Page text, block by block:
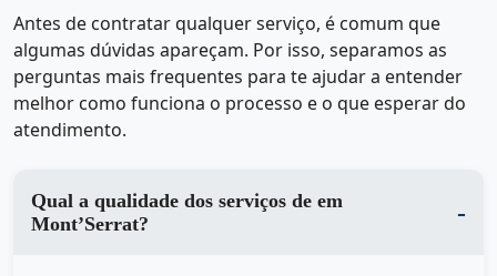
Antes de contratar qualquer serviço, é comum que
algumas dúvidas apareçam. Por isso, separamos as
perguntas mais frequentes para te ajudar a entender
melhor como funciona o processo e o que esperar do
atendimento.
Qual a qualidade dos serviços de em
Mont’Serrat?